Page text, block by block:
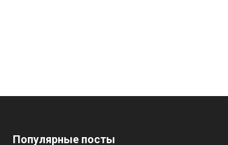
Популярные посты